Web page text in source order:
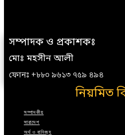
সম্পাদক ও প্রকাশকঃ
মোঃ মহসীন আলী
ফোনঃ +৮৮০ ৯৬১৩ ৭৫৯ ৪৯৪
নিয়মিত
সম্পাদকীয়
সারাদেশ
অর্থ ও বানিজ্য